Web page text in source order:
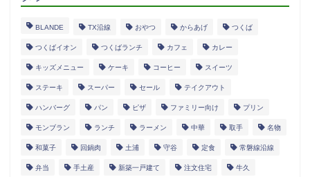
BLANDE TX沿線 おやつ からあげ つくば
つくばイオン つくばランチ カフェ カレー
キッズメニュー ケーキ コーヒー スイーツ
ステーキ スーパー セール テイクアウト
ハンバーグ パン ピザ ファミリー向け プリン
モンブラン ランチ ラーメン 中華 取手 名物
和菓子 回鍋肉 土浦 守谷 定食 常磐線沿線
弁当 手土産 新築一戸建て 注文住宅 牛久